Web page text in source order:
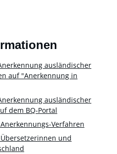
ausländischer
auf "Anerkennung in
ausländischer
dem BQ-Portal
Verfahren
und